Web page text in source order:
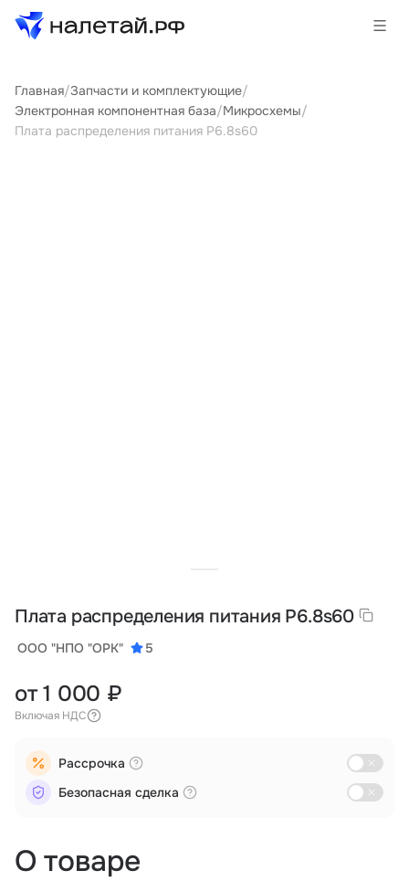
Товары
Услуги
Главная/Запчасти и комплектующие/
Электронная компонентная база/Микросхемы/
Плата распределения питания P6.8s60
О товаре
Плата распределения питания P6.8s60
ООО "НПО "ОРК" 5
от 1 000 ₽
Включая НДС
Рассрочка
Безопасная сделка